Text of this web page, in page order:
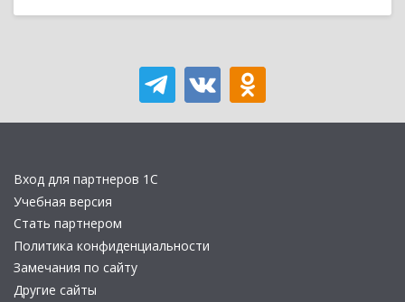
Вход для партнеров 1С
Учебная версия
Стать партнером
Политика конфиденциальности
Замечания по сайту
Другие сайты